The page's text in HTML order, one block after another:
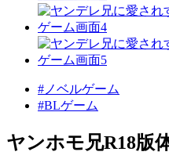
#ノベルゲーム
#BLゲーム
ヤンホモ兄R18版